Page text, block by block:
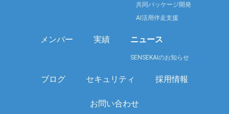
共同パッケージ開発
AI活用伴走支援
メンバー 実績 ニュース
SENSEKAIのお知らせ
ブログ セキュリティ 採用情報
お問い合わせ